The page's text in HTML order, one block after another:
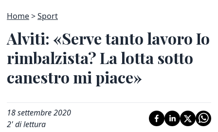
Home Sport
Alviti: «Serve tanto lavoro Io
rimbalzista? La lotta sotto
canestro mi piace»
18 settembre 2020
2' di lettura